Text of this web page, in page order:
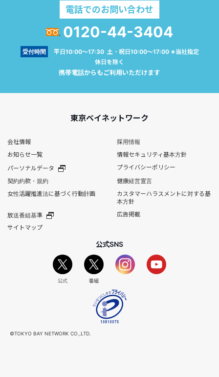
電話でのお問い合わせ
0120-44-3404
受付時間
平日10:00～17:30 土・祝日10:00～17:00 ※当社指定
休日を除く
携帯電話からもご利用いただけます
東京ベイネットワーク
会社情報
採用情報
お知らせ一覧
情報セキュリティ基本方針
パーソナルデータ
プライバシーポリシー
契約約款・規約
健康経営宣言
女性活躍推進法に基づく行動計画
カスタマーハラスメントに対する基
本方針
放送番組基準
広告掲載
サイトマップ
公式SNS
公式 番組
©TOKYO BAY NETWORK CO.,LTD.